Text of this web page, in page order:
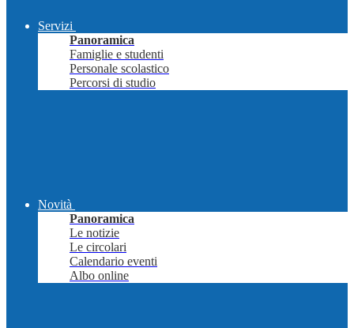
Servizi
Panoramica
Famiglie e studenti
Personale scolastico
Percorsi di studio
Novità
Panoramica
Le notizie
Le circolari
Calendario eventi
Albo online